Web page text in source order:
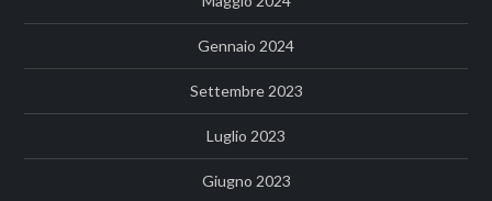
Gennaio 2024
Settembre 2023
Luglio 2023
Giugno 2023